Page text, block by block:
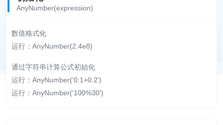
AnyNumber(expression)
数值格式化
运行：AnyNumber(2.4e8)
通过字符串计算公式初始化
运行：AnyNumber('0.1+0.2')
运行：AnyNumber('100%30')